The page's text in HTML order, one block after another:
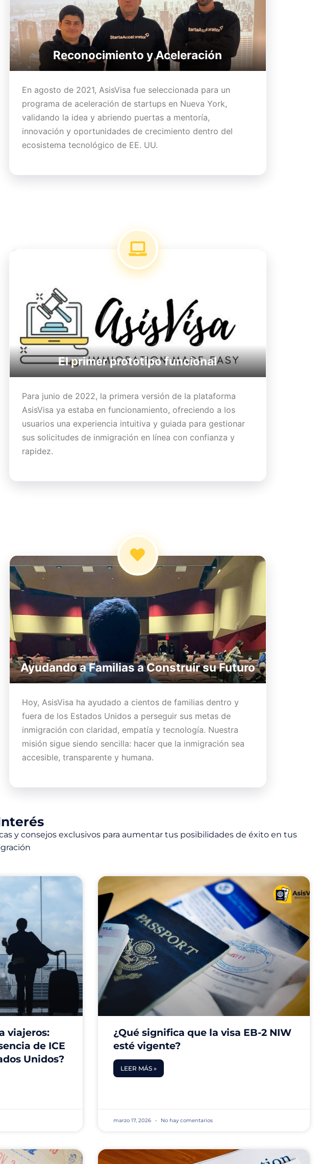
Reconocimiento y Aceleración
En agosto de 2021, AsisVisa fue seleccionada para un
programa de aceleración de startups en Nueva York,
validando la idea y abriendo puertas a mentoría,
innovación y oportunidades de crecimiento dentro del
ecosistema tecnológico de EE. UU.
El primer prototipo funcional
Para junio de 2022, la primera versión de la plataforma
AsisVisa ya estaba en funcionamiento, ofreciendo a los
usuarios una experiencia intuitiva y guiada para gestionar
sus solicitudes de inmigración en línea con confianza y
rapidez.
Ayudando a Familias a Construir su Futuro
Hoy, AsisVisa ha ayudado a cientos de familias dentro y
fuera de los Estados Unidos a perseguir sus metas de
inmigración con claridad, empatía y tecnología. Nuestra
misión sigue siendo sencilla: hacer que la inmigración sea
accesible, transparente y humana.
y consejos exclusivos para aumentar tus posibilidades de éxito en tus
viajeros:
de ICE
Unidos?
¿Qué significa que la visa EB-2 NIW
esté vigente?
LEER MÁS »
marzo 17, 2026 No hay comentarios